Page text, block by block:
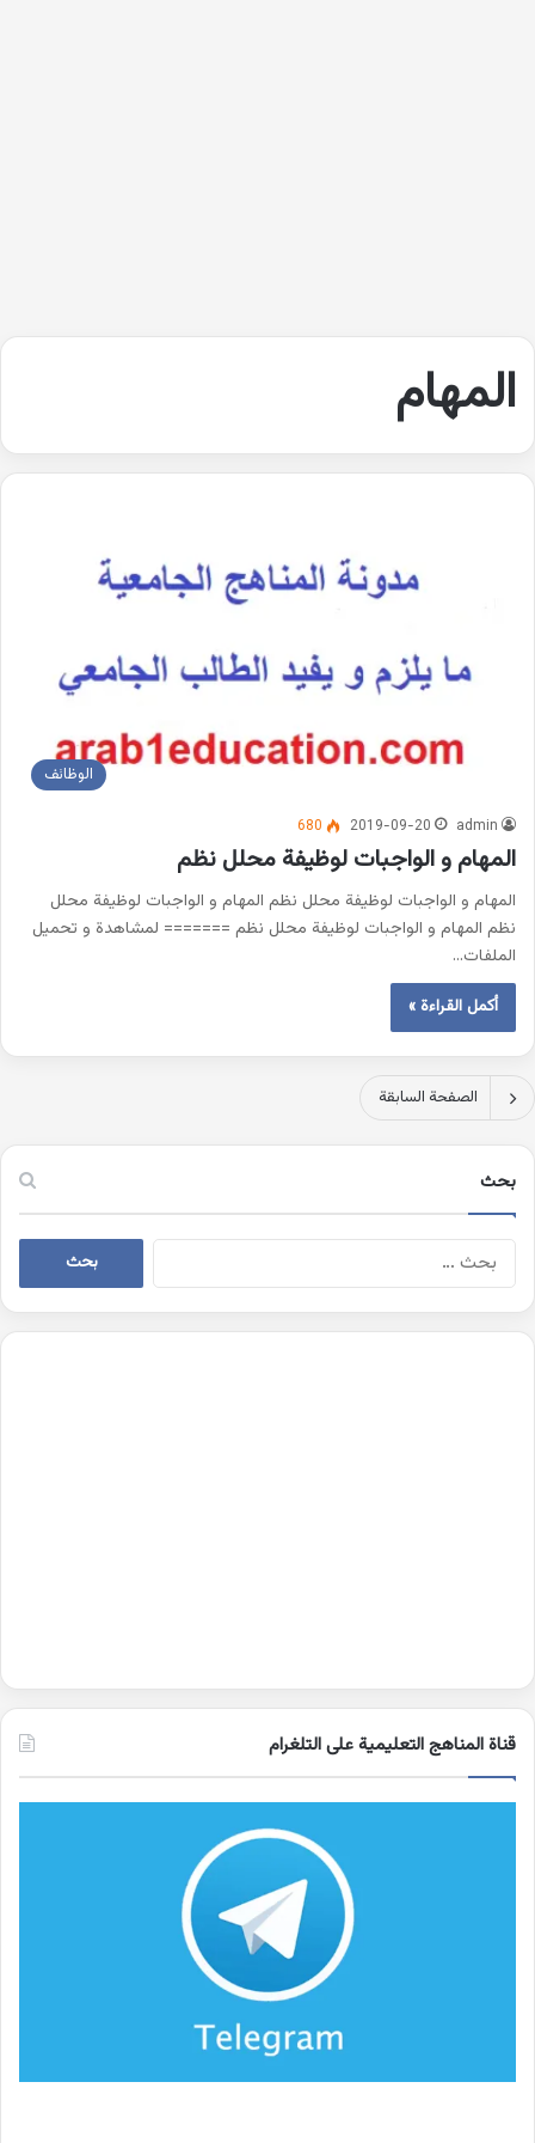
المهام
الوظائف
admin
2019-09-20
680
المهام و الواجبات لوظيفة محلل نظم
المهام و الواجبات لوظيفة محلل نظم المهام و الواجبات لوظيفة محلل
نظم المهام و الواجبات لوظيفة محلل نظم ======= لمشاهدة و تحميل
الملفات…
أكمل القراءة »
الصفحة السابقة
بحث
البحث
قناة المناهج التعليمية على التلغرام